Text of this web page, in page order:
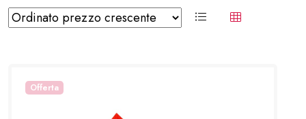
Offerta